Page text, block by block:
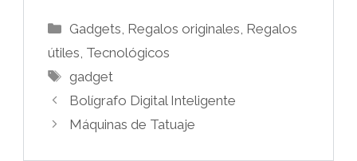
Categorías
Gadgets, Regalos originales, Regalos
útiles, Tecnológicos
Etiquetas
gadget
Bolígrafo Digital Inteligente
Máquinas de Tatuaje